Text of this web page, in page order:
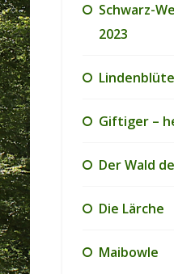
Schwarz-
2023
Giftiger –
Der Wald
Die Lärche
Maibowle